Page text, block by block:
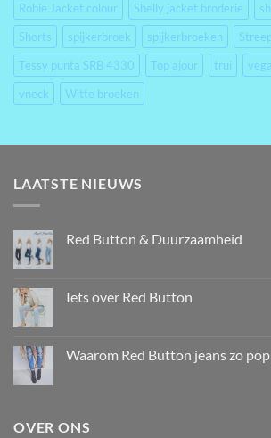
Robie Jacket colour
Shelly jacket broderie
Shorts
spijkerbroek spijkerbroeken
Tessy punta SRB 4330
Top ajour trui
vneck
Witte broeken
LAATSTE NIEUWS
Red Button & Duurzaamheid
Iets over Red Button
Waarom Red Button jeans zo
OVER ONS